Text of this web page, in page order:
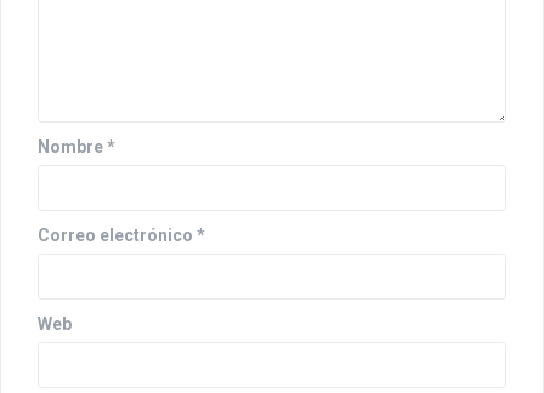
n
t
r
a
a
Nombre*
Correo electrónico *
Web